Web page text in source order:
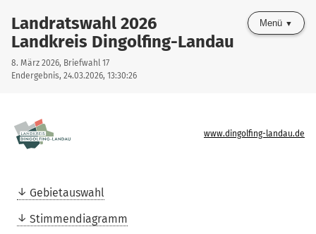
Landratswahl 2026
Landkreis Dingolfing-Landau
8. März 2026, Briefwahl 17
Endergebnis, 24.03.2026, 13:30:26
Menü
www.dingolfing-landau.de
Gebietauswahl
Stimmendiagramm